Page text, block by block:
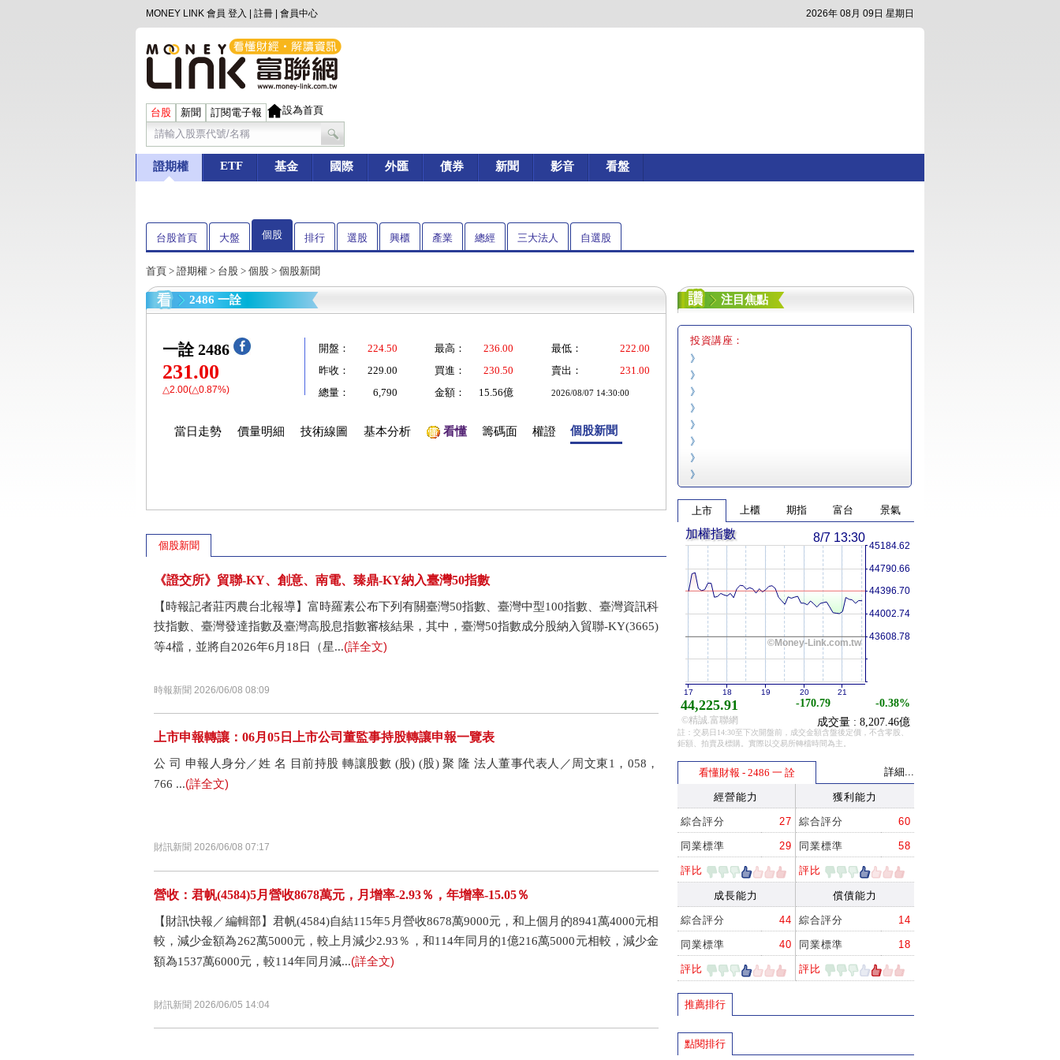
MONEY LINK 會員 登入 註冊 會員中心 2026年 08月 09日 星期日
台股 新聞 訂閱電子報 設為首頁
證期權 ETF 基金 國際 外匯 債券 新聞 影音 看盤
台股首頁 大盤 個股 排行 選股 興櫃 產業 總經 三大法人 自選股
首頁 > 證期權 > 台股 > 個股 > 個股新聞
2486 一詮
一詮 2486
231.00
△2.00(△0.87%)
開盤： 224.50 最高： 236.00 最低：
222.00
昨收：
229.00 買進： 230.50 賣出：
231.00
總量：
6,790 金額： 15.56億 2026/08/07 14:30:00
當日走勢 價量明細 技術線圖 基本分析 看懂 籌碼面 權證 個股新聞
個股新聞
《證交所》貿聯-KY、創意、南電、臻鼎-KY納入臺灣50指數
【時報記者莊丙農台北報導】富時羅素公布下列有關臺灣50指數、臺灣中型100指數、臺灣資訊科
技指數、臺灣發達指數及臺灣高股息指數審核結果，其中，臺灣50指數成分股納入貿聯-KY(3665)
等4檔，並將自2026年6月18日（星...(詳全文)
時報新聞 2026/06/08 08:09
上市申報轉讓：06月05日上市公司董監事持股轉讓申報一覽表
公 司 申報人身分／姓 名 目前持股 轉讓股數 (股) (股) 聚 隆 法人董事代表人／周文東1，058，
766 ...(詳全文)
財訊新聞 2026/06/08 07:17
營收：君帆(4584)5月營收8678萬元，月增率-2.93％，年增率-15.05％
【財訊快報／編輯部】君帆(4584)自結115年5月營收8678萬9000元，和上個月的8941萬4000元相
較，減少金額為262萬5000元，較上月減少2.93％，和114年同月的1億216萬5000元相較，減少金
額為1537萬6000元，較114年同月減...(詳全文)
財訊新聞 2026/06/05 14:04
注目焦點
投資講座：
》
》
》
》
》
》
》
》
上市 上櫃 期指 富台 景氣
©Money-Link.com.tw
8/7 13:30
44,225.91 -170.79
-0.38%
成交量 : 8,207.46億
加權指數
17 18 19 20 21
©精誠.富聯網
43608.78
44002.74
44396.70
44790.66
45184.62
註：交易日14:30至下次開盤前，成交金額含盤後定價，不含零股、
鉅額、拍賣及標購。實際以交易所轉檔時間為主。
看懂財報 - 2486 一 詮 詳細...
經營能力 獲利能力
綜合評分 27 綜合評分 60
同業標準 29 同業標準 58
評比 評比
成長能力 償債能力
綜合評分 44 綜合評分 14
同業標準 40 同業標準 18
評比 評比
推薦排行
點閱排行